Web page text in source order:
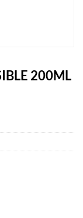
200ML